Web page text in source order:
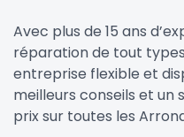
Avec plus de 15 ans
réparation de tout
entreprise flexible et
meilleurs conseils et un
prix sur toutes les